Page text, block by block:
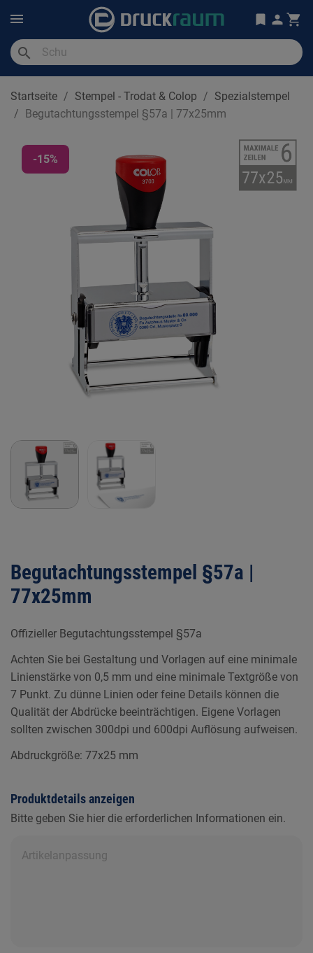
search
Startseite Stempel - Trodat & Colop
Spezialstempel
Begutachtungsstempel §57a | 77x25mm
-15%
Begutachtungsstempel §57a |
77x25mm
Offizieller Begutachtungsstempel §57a
Achten Sie bei Gestaltung und Vorlagen auf eine minimale
Linienstärke von 0,5 mm und eine minimale Textgröße von
7 Punkt. Zu dünne Linien oder feine Details können die
Qualität der Abdrücke beeinträchtigen. Eigene Vorlagen
sollten zwischen 300dpi und 600dpi Auflösung aufweisen.
Abdruckgröße: 77x25 mm
Produktdetails anzeigen
Bitte geben Sie hier die erforderlichen Informationen ein.